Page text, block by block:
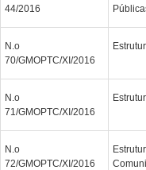
44/2016
N.o
70/GMOPTC/XI/2016
N.o
71/GMOPTC/XI/2016
N.o
72/GMOPTC/XI/2016